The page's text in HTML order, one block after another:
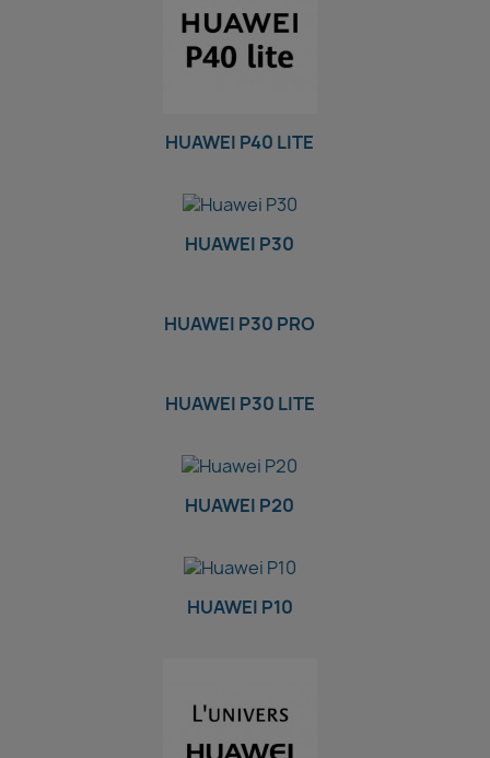
HUAWEI P40 LITE
HUAWEI P30
HUAWEI P30 PRO
HUAWEI P30 LITE
HUAWEI P20
HUAWEI P10